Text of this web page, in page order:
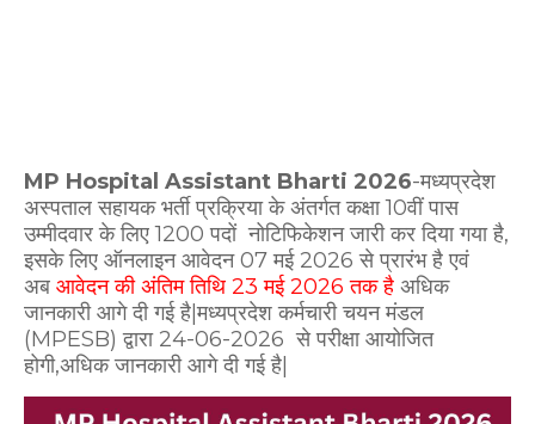
MP Hospital Assistant Bharti 2026-मध्यप्रदेश
अस्पताल सहायक भर्ती प्रक्रिया के अंतर्गत कक्षा 10वीं पास
उम्मीदवार के लिए 1200 पदों नोटिफिकेशन जारी कर दिया गया है,
इसके लिए ऑनलाइन आवेदन 07 मई 2026 से प्रारंभ है एवं
अब आवेदन की अंतिम तिथि 23 मई 2026 तक है अधिक
जानकारी आगे दी गई है|मध्यप्रदेश कर्मचारी चयन मंडल
(MPESB) द्वारा 24-06-2026 से परीक्षा आयोजित
होगी,अधिक जानकारी आगे दी गई है|